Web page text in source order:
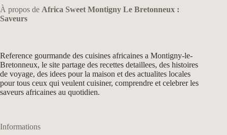
À propos de Africa Sweet Montigny Le Bretonneux :
Saveurs
Reference gourmande des cuisines africaines a Montigny-le-
Bretonneux, le site partage des recettes detaillees, des histoires
de voyage, des idees pour la maison et des actualites locales
pour tous ceux qui veulent cuisiner, comprendre et celebrer les
saveurs africaines au quotidien.
Informations